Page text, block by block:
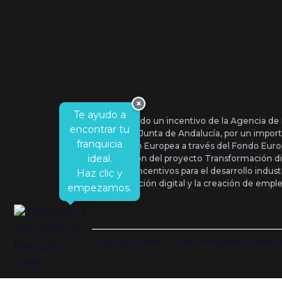
Se ha recibido un incentivo de la Agencia
IDEA, de la Junta de Andalucía, por un
por la Unión Europea a través del Fondo
la realización del proyecto Transformación
Orden de Incentivos para el desarrollo
transformación digital y la creación de
Copyright {{ date('Y') }} ® Franquishop. Todos
Te ayudo a
encontrar tu
franquicia
ideal.
Haz clic y
empezamos.
×